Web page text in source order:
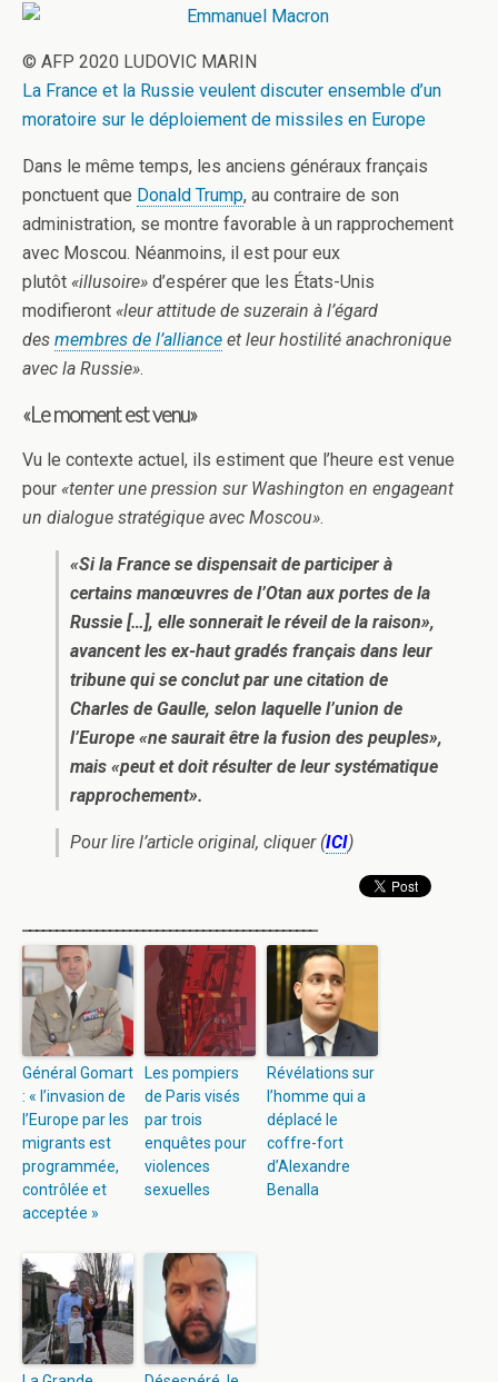
© AFP 2020 LUDOVIC MARIN
La France et la Russie veulent discuter ensemble d’un
moratoire sur le déploiement de missiles en Europe
Dans le même temps, les anciens généraux français
ponctuent que Donald Trump, au contraire de son
administration, se montre favorable à un rapprochement
avec Moscou. Néanmoins, il est pour eux
plutôt «illusoire» d’espérer que les États-Unis
modifieront «leur attitude de suzerain à l’égard
des membres de l’alliance et leur hostilité anachronique
avec la Russie».
«Le moment est venu»
Vu le contexte actuel, ils estiment que l’heure est venue
pour «tenter une pression sur Washington en engageant
un dialogue stratégique avec Moscou».
«Si la France se dispensait de participer à
certains manœuvres de l’Otan aux portes de la
Russie […], elle sonnerait le réveil de la raison»,
avancent les ex-haut gradés français dans leur
tribune qui se conclut par une citation de
Charles de Gaulle, selon laquelle l’union de
l’Europe «ne saurait être la fusion des peuples»,
mais «peut et doit résulter de leur systématique
rapprochement».
Pour lire l’article original, cliquer (ICI)
Général Gomart
: « l’invasion de
l’Europe par les
migrants est
programmée,
contrôlée et
acceptée »
Les pompiers
de Paris visés
par trois
enquêtes pour
violences
sexuelles
Révélations sur
l’homme qui a
déplacé le
coffre-fort
d’Alexandre
Benalla